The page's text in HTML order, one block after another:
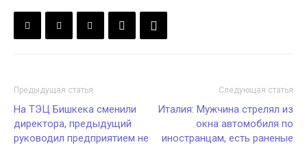
Предыдущая статья
На ТЭЦ Бишкека сменили
директора, предыдущий
руководил предприятием не
Следующая статья
Италия: Мужчина стрелял из
окна автомобиля по
иностранцам, есть раненые